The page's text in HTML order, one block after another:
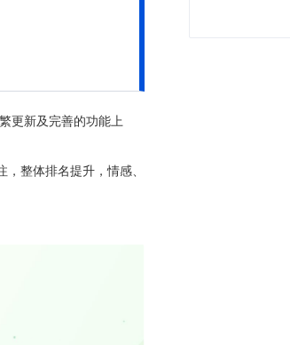
更新及完善的功能上
整体排名提升，情感、